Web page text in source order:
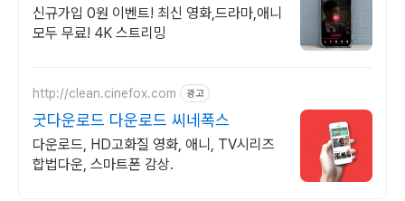
기!
신규가입 0원 이벤트! 최신 영화,드라마,애니
모두 무료! 4K 스트리밍
http://clean.cinefox.com 광고
굿다운로드 다운로드 씨네폭스
다운로드, HD고화질 영화, 애니, TV시리즈
합법다운, 스마트폰 감상.